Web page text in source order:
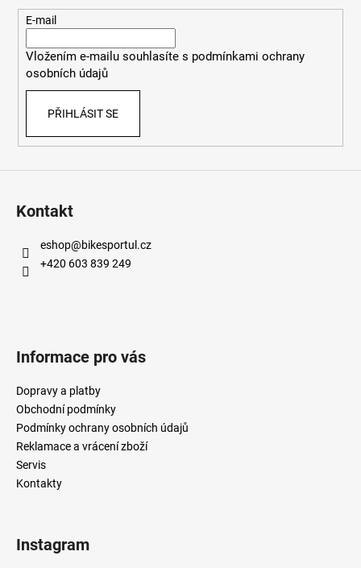
E-mail
Vložením e-mailu souhlasíte s podmínkami ochrany
osobních údajů
PŘIHLÁSIT SE
Kontakt
eshop@bikesportul.cz
+420 603 839 249
Informace pro vás
Dopravy a platby
Obchodní podmínky
Podmínky ochrany osobních údajů
Reklamace a vrácení zboží
Servis
Kontakty
Instagram